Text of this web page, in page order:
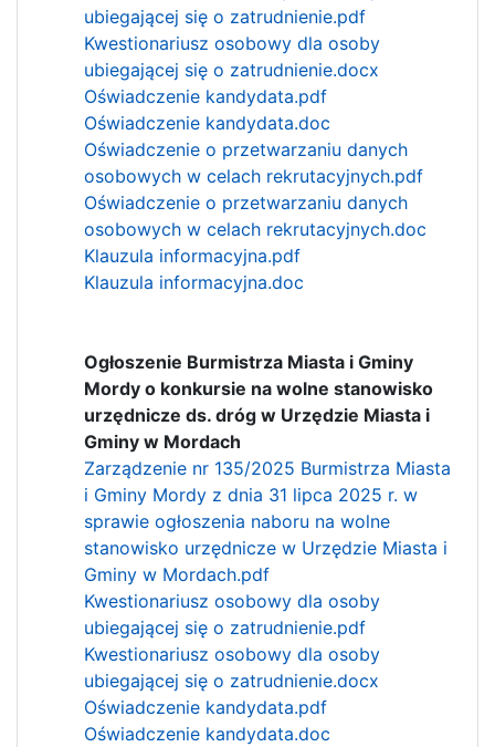
ubiegającej się o zatrudnienie.pdf
Kwestionariusz osobowy dla osoby
ubiegającej się o zatrudnienie.docx
Oświadczenie kandydata.pdf
Oświadczenie kandydata.doc
Oświadczenie o przetwarzaniu danych
osobowych w celach rekrutacyjnych.pdf
Oświadczenie o przetwarzaniu danych
osobowych w celach rekrutacyjnych.doc
Klauzula informacyjna.pdf
Klauzula informacyjna.doc
Ogłoszenie Burmistrza Miasta i Gminy
Mordy o konkursie na wolne stanowisko
urzędnicze ds. dróg w Urzędzie Miasta i
Gminy w Mordach
Zarządzenie nr 135/2025 Burmistrza Miasta
i Gminy Mordy z dnia 31 lipca 2025 r. w
sprawie ogłoszenia naboru na wolne
stanowisko urzędnicze w Urzędzie Miasta i
Gminy w Mordach.pdf
Kwestionariusz osobowy dla osoby
ubiegającej się o zatrudnienie.pdf
Kwestionariusz osobowy dla osoby
ubiegającej się o zatrudnienie.docx
Oświadczenie kandydata.pdf
Oświadczenie kandydata.doc